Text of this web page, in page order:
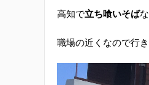
高知で立ち喰いそば
職場の近くなので行